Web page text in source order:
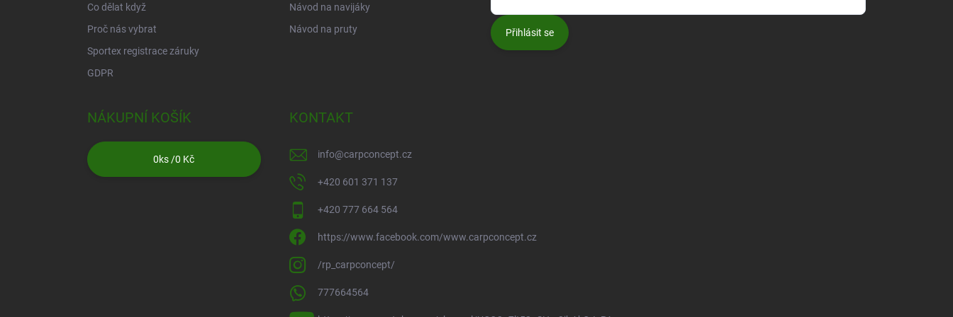
Co dělat když
Proč nás vybrat
Sportex registrace záruky
GDPR
Návod na navijáky
Návod na pruty
Přihlásit se
NÁKUPNÍ KOŠÍK
0ks /0 Kč
KONTAKT
info@carpconcept.cz
+420 601 371 137
+420 777 664 564
https://www.facebook.com/www.carpconcept.cz
/rp_carpconcept/
777664564